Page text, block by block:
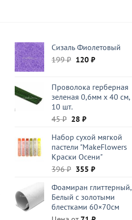
Сизаль Фиолетовый
199₽ Первоначальная
199 ₽.
120 ₽Текущая
Проволока герберная
зеленая 0,6мм x 40 см,
10 шт.
45₽ Первоначальная
составляла
45 ₽.
28 ₽Текущая
28 ₽.
Набор сухой мягкой
пастели "MakeFlowers
Краски Осени"
396₽ Первоначальная
составляла
396 ₽.
355 ₽Текущая
355 ₽.
Фоамиран глиттерный,
Белый c золотыми
блестками 60×70см